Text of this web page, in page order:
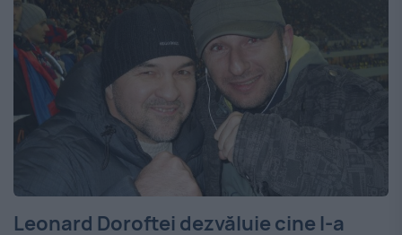
Leonard Doroftei dezvăluie cine l-a